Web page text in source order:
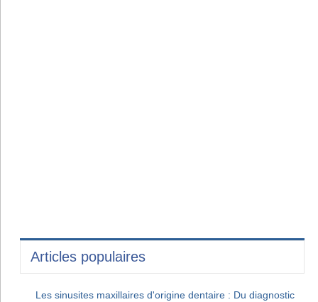
Articles populaires
Les sinusites maxillaires d'origine dentaire : Du diagnostic